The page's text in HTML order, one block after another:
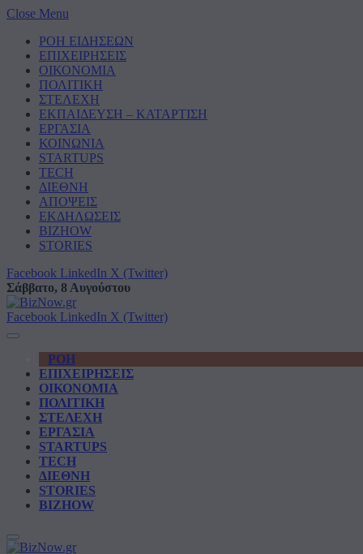
Close Menu
ΡΟΗ ΕΙΔΗΣΕΩΝ
ΕΠΙΧΕΙΡΗΣΕΙΣ
ΟΙΚΟΝΟΜΙΑ
ΠΟΛΙΤΙΚΗ
ΣΤΕΛΕΧΗ
ΕΚΠΑΙΔΕΥΣΗ – ΚΑΤΑΡΤΙΣΗ
ΕΡΓΑΣΙΑ
ΚΟΙΝΩΝΙΑ
STARTUPS
TECH
ΔΙΕΘΝΗ
ΑΠΟΨΕΙΣ
ΕΚΔΗΛΩΣΕΙΣ
BIZHOW
STORIES
Facebook LinkedIn X (Twitter)
Σάββατο, 8 Αυγούστου
Facebook LinkedIn X (Twitter)
ΡΟΗ
ΕΠΙΧΕΙΡΗΣΕΙΣ
ΟΙΚΟΝΟΜΙΑ
ΠΟΛΙΤΙΚΗ
ΣΤΕΛΕΧΗ
ΕΡΓΑΣΙΑ
STARTUPS
TECH
ΔΙΕΘΝΗ
STORIES
BIZHOW